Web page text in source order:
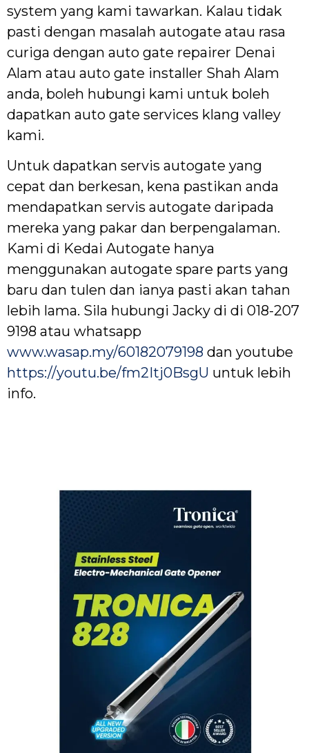
system yang kami tawarkan. Kalau tidak
pasti dengan masalah autogate atau rasa
curiga dengan auto gate repairer Denai
Alam atau auto gate installer Shah Alam
anda, boleh hubungi kami untuk boleh
dapatkan auto gate services klang valley
kami.
Untuk dapatkan servis autogate yang
cepat dan berkesan, kena pastikan anda
mendapatkan servis autogate daripada
mereka yang pakar dan berpengalaman.
Kami di Kedai Autogate hanya
menggunakan autogate spare parts yang
baru dan tulen dan ianya pasti akan tahan
lebih lama. Sila hubungi Jacky di di 018-207
9198 atau whatsapp
www.wasap.my/60182079198 dan youtube
https://youtu.be/fm2Itj0BsgU untuk lebih
info.